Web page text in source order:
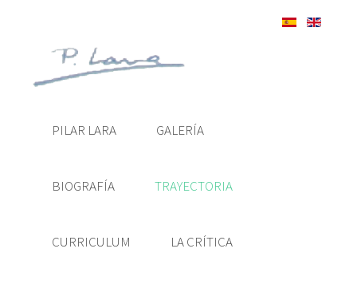
PILAR LARA GALERÍA
BIOGRAFÍA TRAYECTORIA
CURRICULUM LA CRÍTICA